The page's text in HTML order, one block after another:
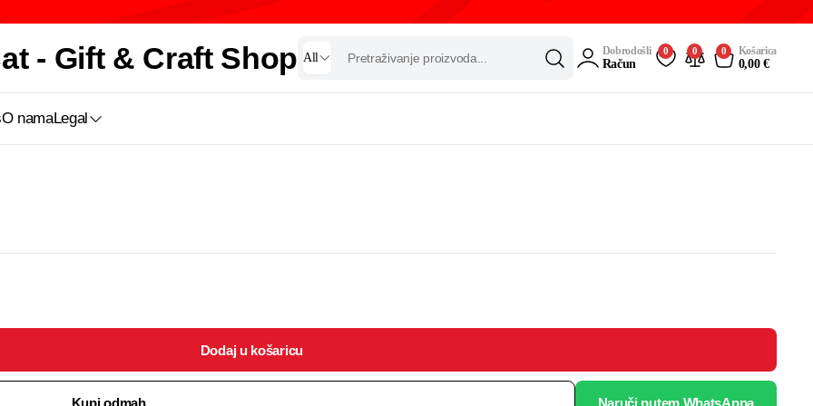
- Gift & Craft Shop All Dobrodošli
Račun
0 0 0 Košarica
0,00 €
O namaLegal
Dodaj u košaricu
Kupi odmah Naruči putem WhatsAppa